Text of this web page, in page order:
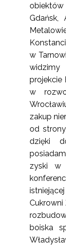
Gdańsk,
w
projekcie
w
zakup
od
dzięki
zyski w
boiska